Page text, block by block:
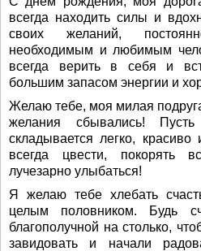
всегда находить силы и
своих желаний,
необходимым и любимым
всегда верить в себя и
большим запасом энергии и
Желаю тебе, моя милая
желания сбывались!
складывается легко,
всегда цвести, покорять
лучезарно улыбаться!
Я желаю тебе хлебать
целым половником. Будь
благополучной на столько,
завидовать и начали